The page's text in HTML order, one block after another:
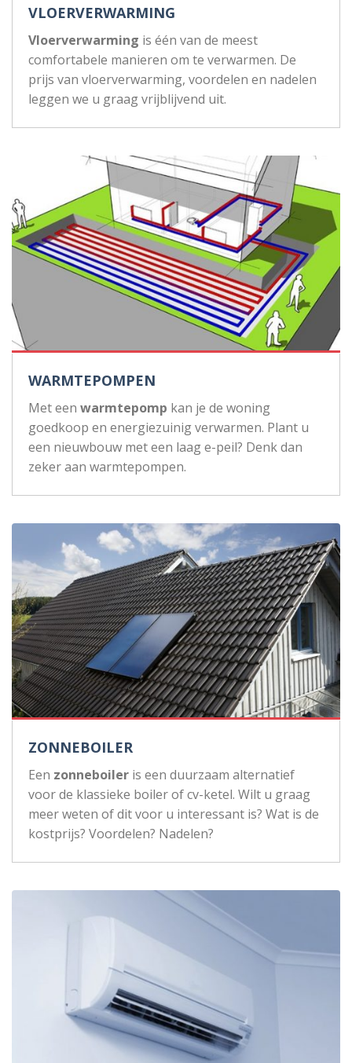
VLOERVERWARMING
Vloerverwarming is één van de meest
comfortabele manieren om te verwarmen. De
prijs van vloerverwarming, voordelen en nadelen
leggen we u graag vrijblijvend uit.
WARMTEPOMPEN
Met een warmtepomp kan je de woning
goedkoop en energiezuinig verwarmen. Plant u
een nieuwbouw met een laag e-peil? Denk dan
zeker aan warmtepompen.
ZONNEBOILER
Een zonneboiler is een duurzaam alternatief
voor de klassieke boiler of cv-ketel. Wilt u graag
meer weten of dit voor u interessant is? Wat is de
kostprijs? Voordelen? Nadelen?